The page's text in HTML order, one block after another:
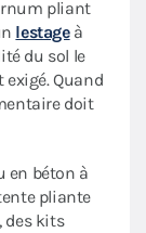
pliant
lestageà
du sol le
Quand
doit
en béton à
pliante
des kits